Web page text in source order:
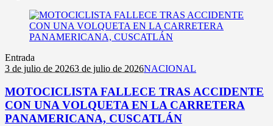
Entrada
3 de julio de 20263 de julio de 2026NACIONAL
MOTOCICLISTA FALLECE TRAS ACCIDENTE
CON UNA VOLQUETA EN LA CARRETERA
PANAMERICANA, CUSCATLÁN